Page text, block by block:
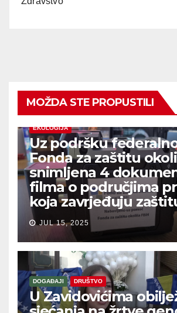
MOŽDA STE PROPUSTILI
EKOLOGIJA
Uz podršku
Fonda za zaštitu
snimljena 4
filma o područjima
koja zavrjeđuju
JUL 15, 2025
DOGAĐAJI DRUŠTVO
U Zavidovićima